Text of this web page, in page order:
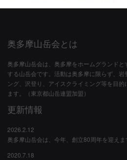
奥多摩山岳会とは
奥多摩山岳会は、奥多摩をホームグランド
する山岳会です。活動は奥多摩に限らず、
ング、沢登り、アイスクライミング等を目
ます。（東京都山岳連盟加盟）
更新情報
2026.2.12
奥多摩山岳会は、今年、創立80周年を迎えま
2020.7.18